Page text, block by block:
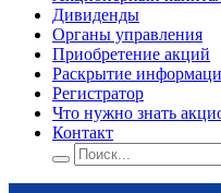
Дивиденды
Органы управления
Приобретение акций
Раскрытие
Регистратор
Что нужно знать
Контакт